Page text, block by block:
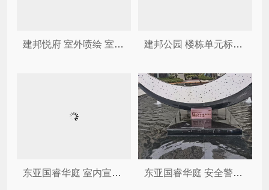
建邦悦府 室外喷绘 室内展板 ... 建邦公园 楼栋单元标识牌 悬...
东亚国睿华庭 室内宣传展板 吊... 东亚国睿华庭 安全警示牌 ...